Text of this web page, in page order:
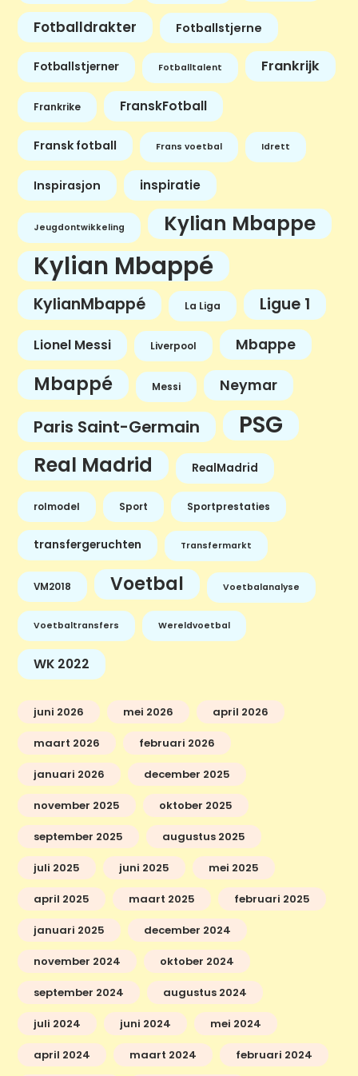
Fotballdrakter Fotballstjerne
Fotballstjerner Fotballtalent Frankrijk
Frankrike FranskFotball
Fransk fotball Frans voetbal Idrett
Inspirasjon inspiratie
Jeugdontwikkeling Kylian Mbappe
Kylian Mbappé
KylianMbappé La Liga Ligue 1
Lionel Messi Liverpool Mbappe
Mbappé Messi Neymar
Paris Saint-Germain PSG
Real Madrid RealMadrid
rolmodel Sport Sportprestaties
transfergeruchten Transfermarkt
VM2018 Voetbal Voetbalanalyse
Voetbaltransfers Wereldvoetbal
WK 2022
juni 2026 mei 2026 april 2026
maart 2026 februari 2026
januari 2026 december 2025
november 2025 oktober 2025
september 2025 augustus 2025
juli 2025 juni 2025 mei 2025
april 2025 maart 2025 februari 2025
januari 2025 december 2024
november 2024 oktober 2024
september 2024 augustus 2024
juli 2024 juni 2024 mei 2024
april 2024 maart 2024 februari 2024